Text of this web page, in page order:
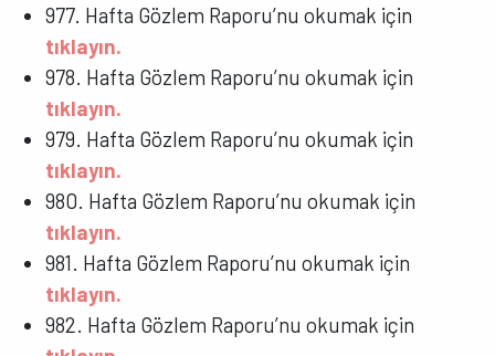
977. Hafta Gözlem Raporu’nu okumak için
tıklayın.
978. Hafta Gözlem Raporu’nu okumak için
tıklayın.
979. Hafta Gözlem Raporu’nu okumak için
tıklayın.
980. Hafta Gözlem Raporu’nu okumak için
tıklayın.
981. Hafta Gözlem Raporu’nu okumak için
tıklayın.
982. Hafta Gözlem Raporu’nu okumak için